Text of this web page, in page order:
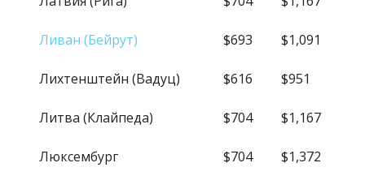
Ливан (Бейрут) $693 $1,091
Лихтенштейн (Вадуц) $616 $951
Литва (Клайпеда) $704 $1,167
Люксембург $704 $1,372